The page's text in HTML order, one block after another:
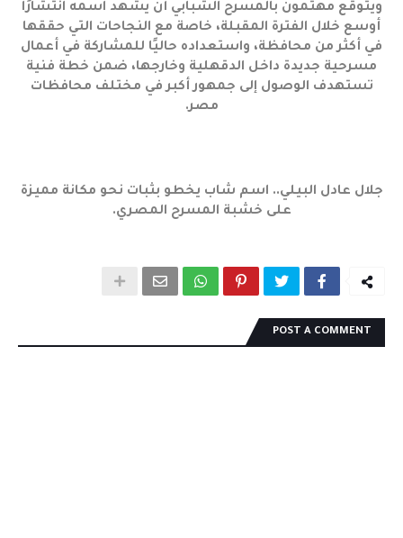
ويتوقع مهتمون بالمسرح الشبابي أن يشهد اسمه انتشارًا
أوسع خلال الفترة المقبلة، خاصة مع النجاحات التي حققها
في أكثر من محافظة، واستعداده حاليًا للمشاركة في أعمال
مسرحية جديدة داخل الدقهلية وخارجها، ضمن خطة فنية
تستهدف الوصول إلى جمهور أكبر في مختلف محافظات
مصر.
جلال عادل البيلي.. اسم شاب يخطو بثبات نحو مكانة مميزة
على خشبة المسرح المصري.
POST A COMMENT